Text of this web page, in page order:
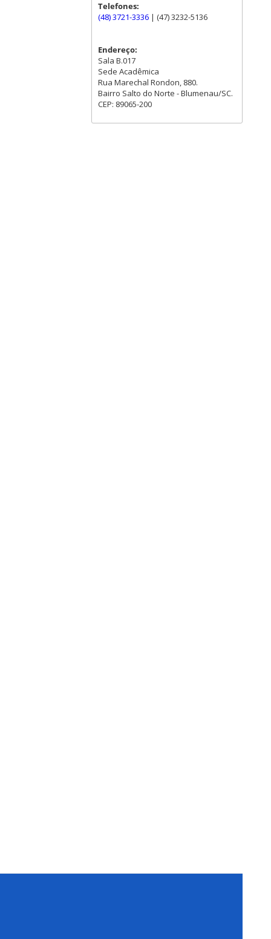
Telefones:
(48) 3721-3336 | (47) 3232-5136
Endereço:
Sala B.017
Sede Acadêmica
Rua Marechal Rondon, 880.
Bairro Salto do Norte - Blumenau/SC.
CEP: 89065-200